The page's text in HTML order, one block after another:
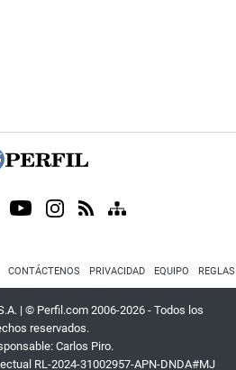
CONTÁCTENOS PRIVACIDAD EQUIPO
| © Perfil.com 2006-2026 - Todos los
reservados.
Carlos Piro.
RL-2024-31002957-APN-DNDA#MJ